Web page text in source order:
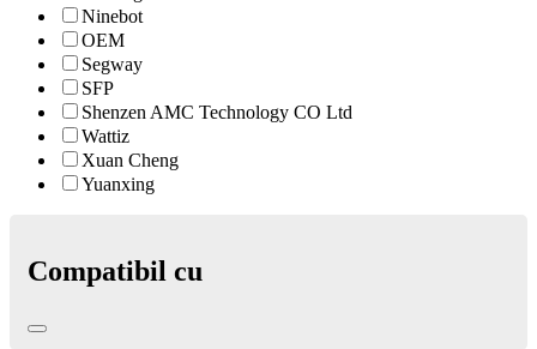
Ninebot
OEM
Segway
SFP
Shenzen AMC Technology CO Ltd
Wattiz
Xuan Cheng
Yuanxing
Compatibil cu